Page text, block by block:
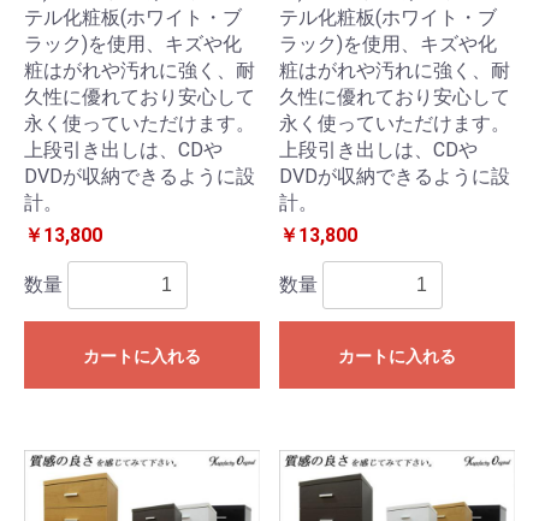
テル化粧板(ホワイト・ブ
ラック)を使用、キズや化
粧はがれや汚れに強く、耐
久性に優れており安心して
永く使っていただけます。
上段引き出しは、CDや
DVDが収納できるように設
計。
￥13,800
数量
カートに入れる
テル化粧板(ホワイト・ブ
ラック)を使用、キズや化
粧はがれや汚れに強く、耐
久性に優れており安心して
永く使っていただけます。
上段引き出しは、CDや
DVDが収納できるように設
計。
￥13,800
数量
カートに入れる